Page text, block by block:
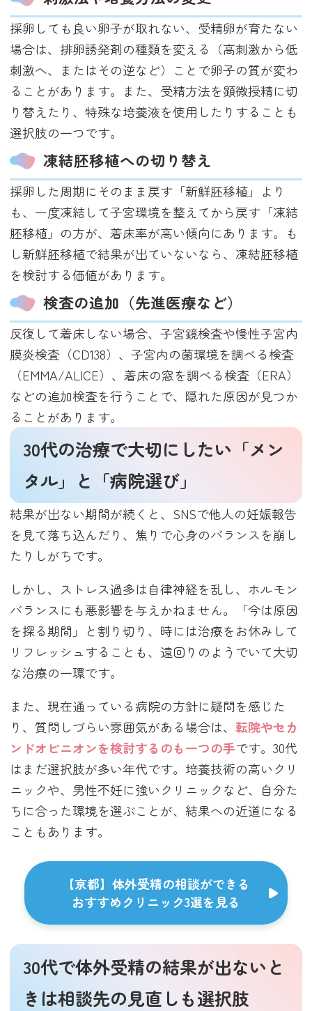
採卵しても良い卵子が取れない、受精卵が育たない
場合は、排卵誘発剤の種類を変える（高刺激から低
刺激へ、またはその逆など）ことで卵子の質が変わ
ることがあります。また、受精方法を顕微授精に切
り替えたり、特殊な培養液を使用したりすることも
選択肢の一つです。
凍結胚移植への切り替え
採卵した周期にそのまま戻す「新鮮胚移植」より
も、一度凍結して子宮環境を整えてから戻す「凍結
胚移植」の方が、着床率が高い傾向にあります。も
し新鮮胚移植で結果が出ていないなら、凍結胚移植
を検討する価値があります。
検査の追加（先進医療など）
反復して着床しない場合、子宮鏡検査や慢性子宮内
膜炎検査（CD138）、子宮内の菌環境を調べる検査
（EMMA/ALICE）、着床の窓を調べる検査（ERA）
などの追加検査を行うことで、隠れた原因が見つか
ることがあります。
30代の治療で大切にしたい「メン
タル」と「病院選び」
結果が出ない期間が続くと、SNSで他人の妊娠報告
を見て落ち込んだり、焦りで心身のバランスを崩し
たりしがちです。
しかし、ストレス過多は自律神経を乱し、ホルモン
バランスにも悪影響を与えかねません。「今は原因
を探る期間」と割り切り、時には治療をお休みして
リフレッシュすることも、遠回りのようでいて大切
な治療の一環です。
また、現在通っている病院の方針に疑問を感じた
り、質問しづらい雰囲気がある場合は、転院やセカ
ンドオピニオンを検討するのも一つの手です。30代
はまだ選択肢が多い年代です。培養技術の高いクリ
ニックや、男性不妊に強いクリニックなど、自分た
ちに合った環境を選ぶことが、結果への近道になる
こともあります。
【京都】体外受精の相談ができる
おすすめクリニック3選を見る
30代で体外受精の結果が出ないと
きは相談先の見直しも選択肢